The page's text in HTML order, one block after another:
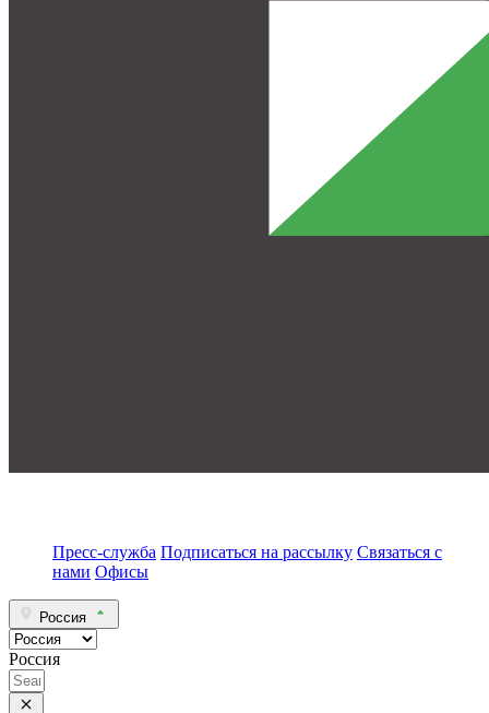
Пресс-служба Подписаться на рассылку Связаться с
нами Офисы
Россия
Россия